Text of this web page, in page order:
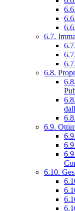
6.7.
6.8.
6.9.
6.10.